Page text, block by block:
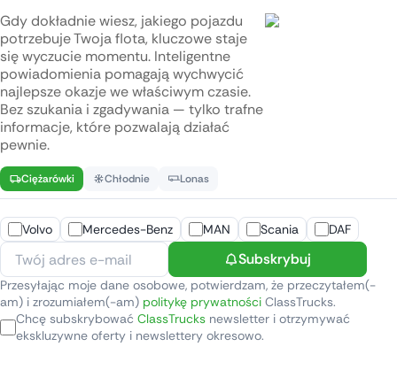
Gdy dokładnie wiesz, jakiego pojazdu
potrzebuje Twoja flota, kluczowe staje
się wyczucie momentu. Inteligentne
powiadomienia pomagają wychwycić
najlepsze okazje we właściwym czasie.
Bez szukania i zgadywania — tylko trafne
informacje, które pozwalają działać
pewnie.
Ciężarówki Chłodnie Lonas
Volvo Mercedes-Benz MAN Scania DAF
Subskrybuj
Przesyłając moje dane osobowe, potwierdzam, że przeczytałem(-
am) i zrozumiałem(-am) politykę prywatności ClassTrucks.
Chcę subskrybować ClassTrucks newsletter i otrzymywać
ekskluzywne oferty i newslettery okresowo.